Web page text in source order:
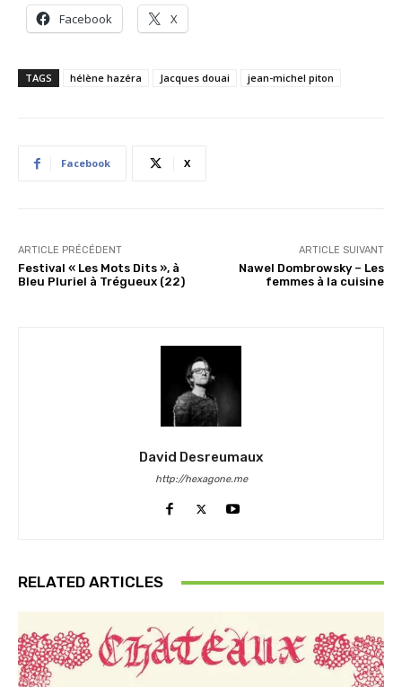
Facebook X
TAGS hélène hazéra Jacques douai jean-michel piton
Facebook X
ARTICLE PRÉCÉDENT
Festival « Les Mots Dits », à
Bleu Pluriel à Trégueux (22)
ARTICLE SUIVANT
Nawel Dombrowsky – Les
femmes à la cuisine
David Desreumaux
http://hexagone.me
RELATED ARTICLES